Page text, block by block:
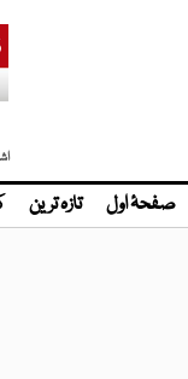
صفحۂ اول تازہ ترین